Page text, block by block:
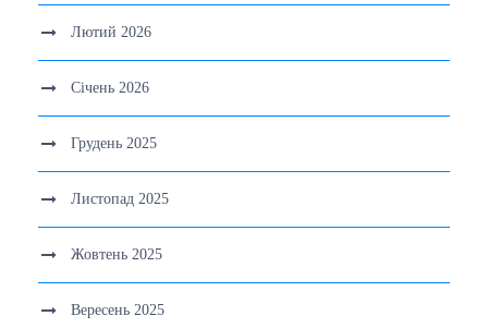
Лютий 2026
Січень 2026
Грудень 2025
Листопад 2025
Жовтень 2025
Вересень 2025